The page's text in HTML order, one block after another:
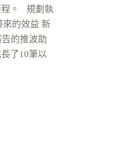
程。 規劃執
的效益 新
的推波助
了10筆以